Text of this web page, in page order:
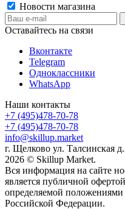
Новости магазина
Оставайтесь на связи
Вконтакте
Telegram
Одноклассники
WhatsApp
Наши контакты
+7 (495)478-70-78
+7 (495)478-70-78
info@skillup.market
г. Щелково ул. Талсинская
2026 © Skillup Market.
Вся информация на сайте
является публичной
определяемой положениями
Российской Федерации.